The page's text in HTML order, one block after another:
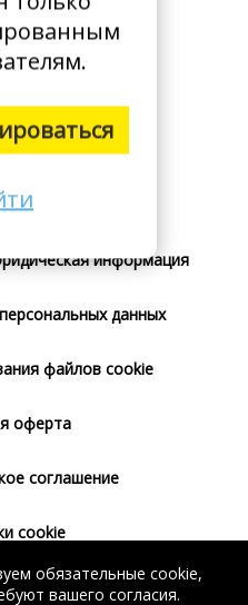
информация
данных
файлов cookie
оферта
соглашение
cookie
сервиса
обязательные cookie,
вашего согласия.